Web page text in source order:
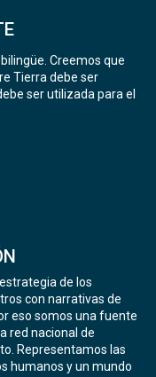
Creemos que
Tierra debe ser
ser utilizada para el
de los
con narrativas de
eso somos una fuente
red nacional de
Representamos las
humanos y un mundo